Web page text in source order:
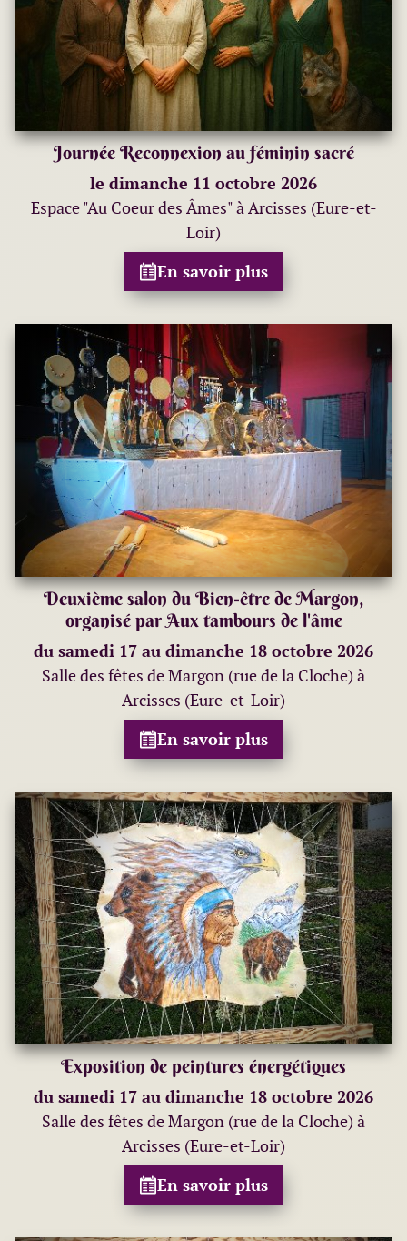
Journée Reconnexion au féminin sacré
le dimanche 11 octobre 2026
Espace "Au Coeur des Âmes" à Arcisses (Eure-et-
Loir)
En savoir plus
Deuxième salon du Bien-être de Margon,
organisé par Aux tambours de l'âme
du samedi 17 au dimanche 18 octobre 2026
Salle des fêtes de Margon (rue de la Cloche) à
Arcisses (Eure-et-Loir)
En savoir plus
Exposition de peintures énergétiques
du samedi 17 au dimanche 18 octobre 2026
Salle des fêtes de Margon (rue de la Cloche) à
Arcisses (Eure-et-Loir)
En savoir plus